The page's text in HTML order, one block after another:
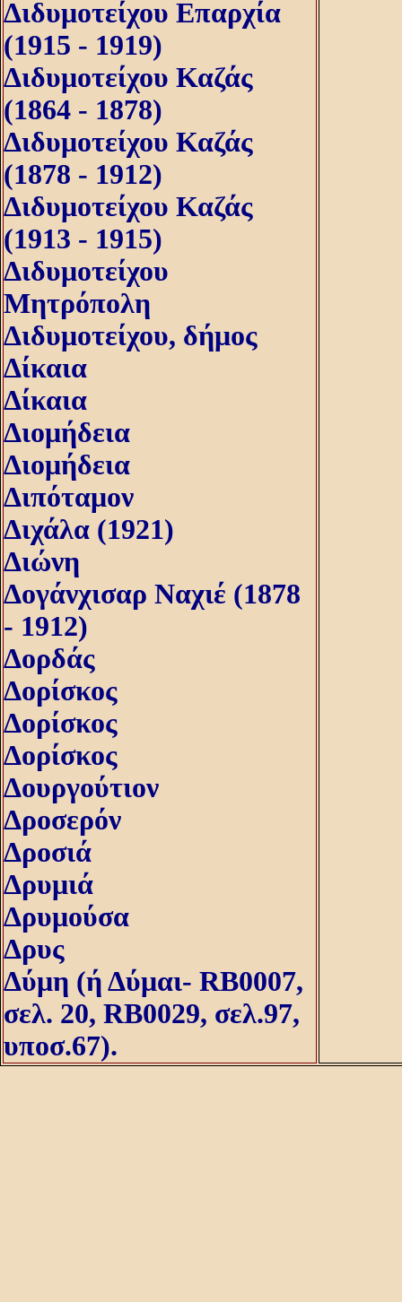
Διδυμοτείχου Επαρχία
(1915 - 1919)
Διδυμοτείχου Καζάς
(1864 - 1878)
Διδυμοτείχου Καζάς
(1878 - 1912)
Διδυμοτείχου Καζάς
(1913 - 1915)
Διδυμοτείχου
Μητρόπολη
Διδυμοτείχου, δήμος
Δίκαια
Δίκαια
Διομήδεια
Διομήδεια
Διπόταμον
Διχάλα (1921)
Διώνη
Δογάνχισαρ Ναχιέ (1878
- 1912)
Δορδάς
Δορίσκος
Δορίσκος
Δορίσκος
Δουργούτιον
Δροσερόν
Δροσιά
Δρυμιά
Δρυμούσα
Δρυς
Δύμη (ή Δύμαι- RB0007,
σελ. 20, RB0029, σελ.97,
υποσ.67).